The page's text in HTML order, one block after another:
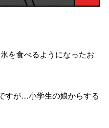
を食べるようになったお
すが…小学生の娘からする